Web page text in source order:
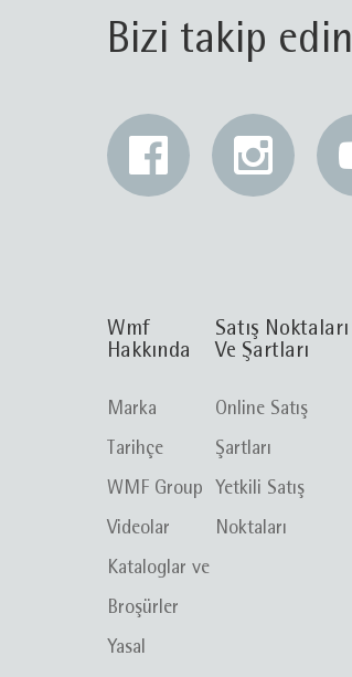
Bizi takip edin
Wmf
Hakkında
Marka
Tarihçe
WMF Group
Videolar
Kataloglar ve
Broşürler
Yasal
Satış Noktaları
Ve Şartları
Online Satış
Şartları
Yetkili Satış
Noktaları